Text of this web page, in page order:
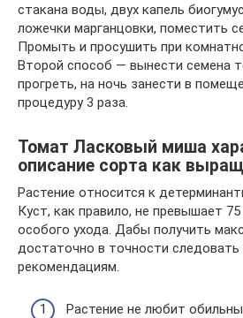
стакана воды, двух капель
ложечки марганцовки, поместить
Промыть и просушить при
Второй способ — вынести семена
прогреть, на ночь занести в
процедуру 3 раза.
Томат Ласковый миша
описание сорта как
Растение относится к
Куст, как правило, не превышает
особого ухода. Дабы получить
достаточно в точности
рекомендациям.
Растение не любит